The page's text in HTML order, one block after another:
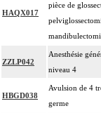
HAQX017
pièce de
ZZLP042
Anesthésie
niveau 4
HBGD038
Avulsion de 4
germe